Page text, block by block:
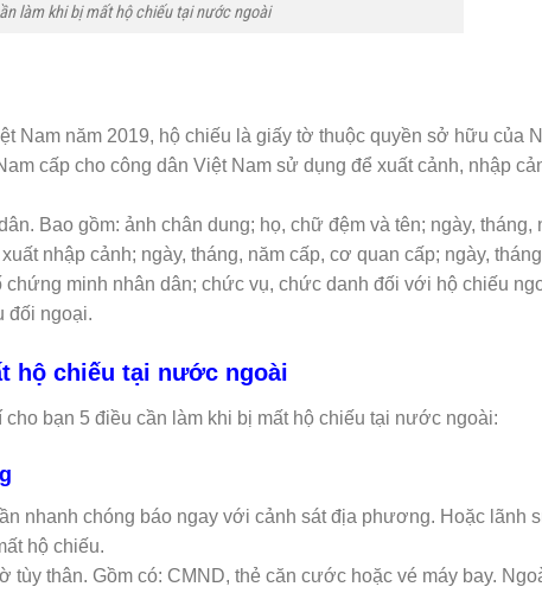
làm khi bị mất hộ chiếu tại nước ngoài
Nam năm 2019, hộ chiếu là giấy tờ thuộc quyền sở hữu của
cấp cho công dân Việt Nam sử dụng để xuất cảnh, nhập
Bao gồm: ảnh chân dung; họ, chữ đệm và tên; ngày, tháng,
nhập cảnh; ngày, tháng, năm cấp, cơ quan cấp; ngày,
chứng minh nhân dân; chức vụ, chức danh đối với hộ chiếu
đối ngoại.
hộ chiếu tại nước ngoài
cho bạn 5 điều cần làm khi bị mất hộ chiếu tại nước ngoài:
nhanh chóng báo ngay với cảnh sát địa phương. Hoặc lãnh
hộ chiếu.
tùy thân. Gồm có: CMND, thẻ căn cước hoặc vé máy bay.